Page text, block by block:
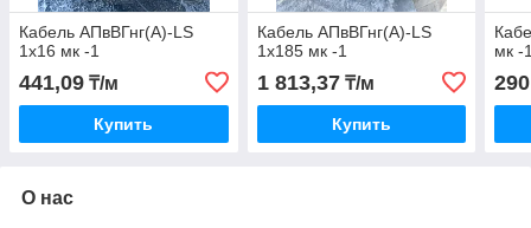
Кабель АПвВГнг(А)-LS
1х16 мк -1
441,09 ₸/м
Купить
Кабель АПвВГнг(А)-LS
1х185 мк -1
1 813,37₸/м
Купить
мк -
О нас